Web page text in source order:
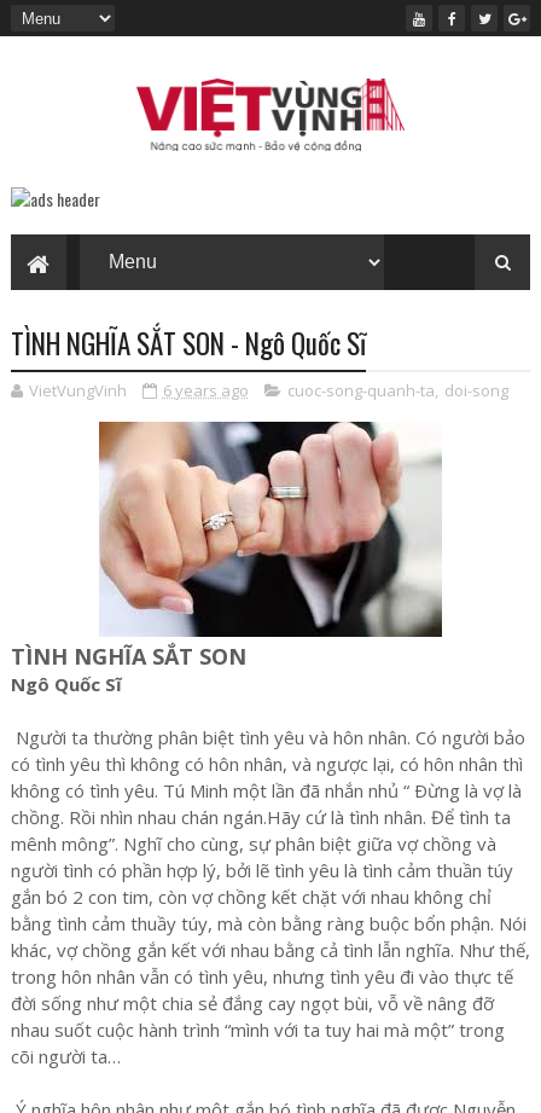
TÌNH NGHĨA SẮT SON - Ngô Quốc Sĩ
VietVungVinh 6 years ago cuoc-song-quanh-ta, doi-song
TÌNH NGHĨA SẮT SON
Ngô Quốc Sĩ
Người ta thường phân biệt tình yêu và hôn nhân. Có người bảo
có tình yêu thì không có hôn nhân, và ngược lại, có hôn nhân thì
không có tình yêu. Tú Minh một lần đã nhắn nhủ “ Ðừng là vợ là
chồng. Rồi nhìn nhau chán ngán.Hãy cứ là tình nhân. Để tình ta
mênh mông”. Nghĩ cho cùng, sự phân biệt giữa vợ chồng và
người tình có phần hợp lý, bởi lẽ tình yêu là tình cảm thuần túy
gắn bó 2 con tim, còn vợ chồng kết chặt với nhau không chỉ
bằng tình cảm thuầy túy, mà còn bằng ràng buộc bổn phận. Nói
khác, vợ chồng gắn kết với nhau bằng cả tình lẫn nghĩa. Như thế,
trong hôn nhân vẫn có tình yêu, nhưng tình yêu đi vào thực tế
đời sống như một chia sẻ đắng cay ngọt bùi, vỗ về nâng đỡ
nhau suốt cuộc hành trình “mình với ta tuy hai mà một” trong
cõi người ta…